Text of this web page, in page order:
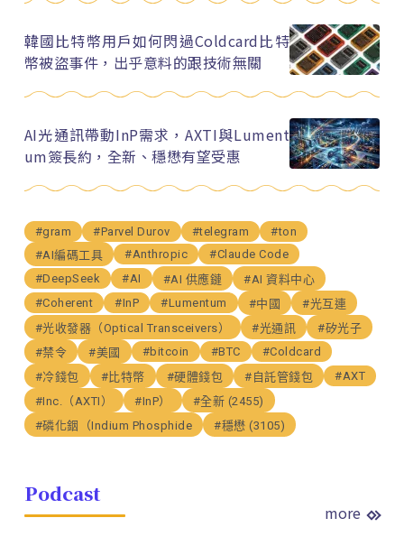
韓國比特幣用戶如何閃過Coldcard比特
幣被盜事件，出乎意料的跟技術無關
AI光通訊帶動InP需求，AXTI與Lument
um簽長約，全新、穩懋有望受惠
#gram #Parvel Durov #telegram
#ton
#AI編碼工具
#Anthropic
#Claude Code
#DeepSeek
#AI #AI 供應鏈
#AI 資料中心
#Coherent
#InP #Lumentum #中國
#光互連
#光收發器（Optical Transceivers）
#光通訊
#矽光子
#禁令
#美國 #bitcoin #BTC
#Coldcard
#冷錢包
#比特幣 #硬體錢包 #自託管錢包
#AXT
#Inc.（AXTI）
#InP）
#全新 (2455)
#磷化銦（Indium Phosphide
#穩懋 (3105)
Podcast
more